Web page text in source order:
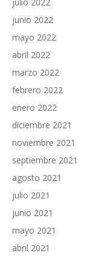
junio 2022
mayo 2022
abril 2022
marzo 2022
febrero 2022
enero 2022
diciembre 2021
noviembre 2021
septiembre 2021
agosto 2021
julio 2021
junio 2021
mayo 2021
abril 2021